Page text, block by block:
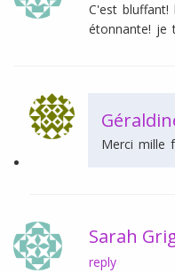
C'est
étonnante! je
Merci mille
Sarah
reply